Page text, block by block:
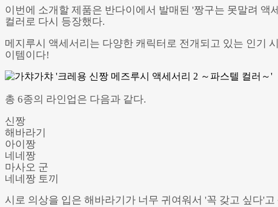
이번에 소개할 제품은 반다이에서 발매된 '짱구는 못말려
컬러로 다시 등장했다.
메지루시 액세서리는 다양한 캐릭터로 전개되고 있는 인기
이템이다!
총 6종의 라인업은 다음과 같다.
신짱
해바라기
아이짱
네네짱
마사오 군
네네짱 토끼
시로 의상을 입은 해바라기가 너무 귀여워서 '꼭 갖고 싶다'